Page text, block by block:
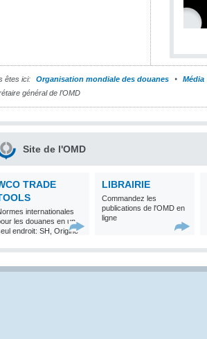
êtes ici: Organisation mondiale des douanes
Média
général de l’OMD
Site de l'OMD
TRADE
internationales
les douanes en un
endroit: SH, Origine
LIBRAIRIE
Commandez les
publications de l'OMD en
ligne